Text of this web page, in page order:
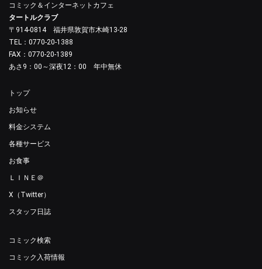
コミック＆インターネットカフェ
タートルクラブ
〒914-0814 福井県敦賀市木崎13-28
TEL：0770-20-1388
FAX：0770-20-1389
あさ9：00～深夜12：00 年中無休
トップ
お知らせ
料金システム
各種サービス
お食事
ＬＩＮＥ＠
X（Twitter）
スタッフ日誌
コミック検索
コミック入荷情報